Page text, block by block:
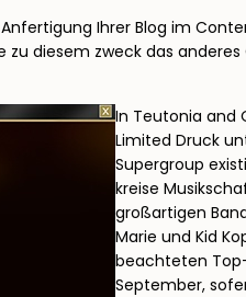
Ihrer Blog im
diesem zweck das
In Teutonia and
Limited Druck
Supergroup
kreise
großartigen
Marie und Kid
beachteten
September,